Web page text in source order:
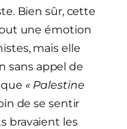
Bien sûr, cette
une émotion
mais elle
sans appel de
« Palestine
de se sentir
bravaient les